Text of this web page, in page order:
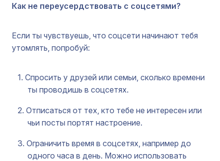
Как не переусердствовать с соцсетями?
Если ты чувствуешь, что соцсети начинают тебя
утомлять, попробуй:
Спросить у друзей или семьи, сколько времени
ты проводишь в соцсетях.
Отписаться от тех, кто тебе не интересен или
чьи посты портят настроение.
Ограничить время в соцсетях, например до
одного часа в день. Можно использовать